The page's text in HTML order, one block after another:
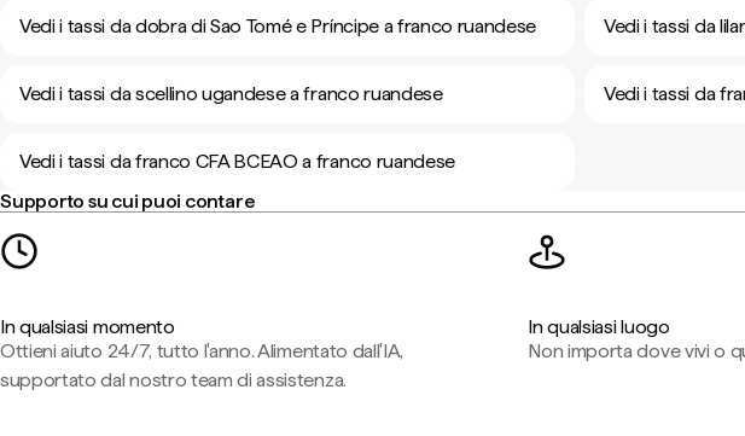
Vedi i tassi da dobra di Sao Tomé e Príncipe a franco ruandese Vedi i tassi da
Vedi i tassi da scellino ugandese a franco ruandese Vedi i tassi da
Vedi i tassi da franco CFA BCEAO a franco ruandese
Supporto su cui puoi contare
In qualsiasi momento
Ottieni aiuto 24/7, tutto l'anno. Alimentato dall'IA,
supportato dal nostro team di assistenza.
In qualsiasi luogo
Non importa dove vivi o